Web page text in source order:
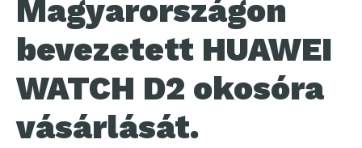
Magyarországon
bevezetett HUAWEI
WATCH D2 okosóra
vásárlását.